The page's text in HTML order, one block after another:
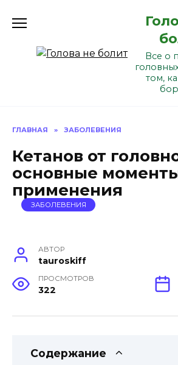
Все о
том,
ГЛАВНАЯ » ЗАБОЛЕВЕНИЯ
Кетанов от
основные
применения
ЗАБОЛЕВЕНИЯ
АВТОР
tauroskiff
ПРОСМОТРОВ
322
Содержание